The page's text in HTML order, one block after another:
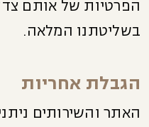
הפרטיות של אותם
בשליטתנו המלאה.
הגבלת אחריות
האתר והשירותים